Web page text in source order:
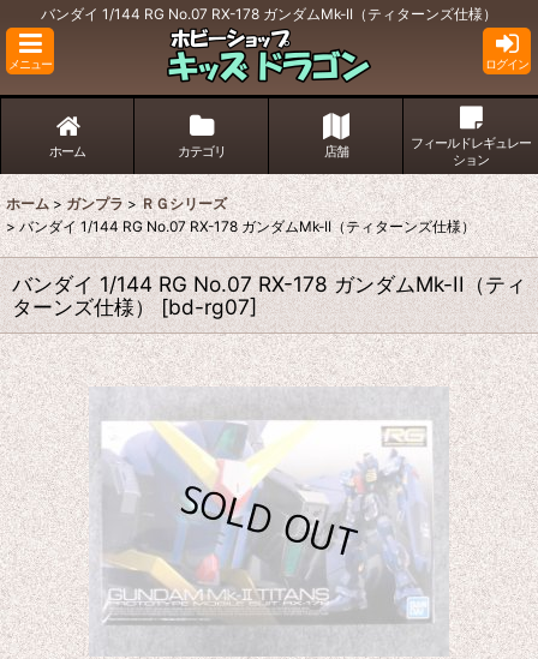
バンダイ 1/144 RG No.07 RX-178 ガンダムMk-II（ティターンズ仕様）
メニュー ログイン
ホーム カテゴリ 店舗
フィールドレギュレー
ション
ホーム > ガンプラ > ＲＧシリーズ
> バンダイ 1/144 RG No.07 RX-178 ガンダムMk-II（ティターンズ仕様）
バンダイ 1/144 RG No.07 RX-178 ガンダムMk-II（ティ
ターンズ仕様） [bd-rg07]